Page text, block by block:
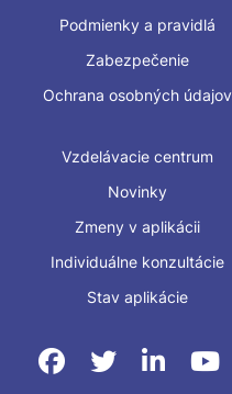
Podmienky a pravidlá
Zabezpečenie
Ochrana osobných údajov
Vzdelávacie centrum
Novinky
Zmeny v aplikácii
Individuálne konzultácie
Stav aplikácie